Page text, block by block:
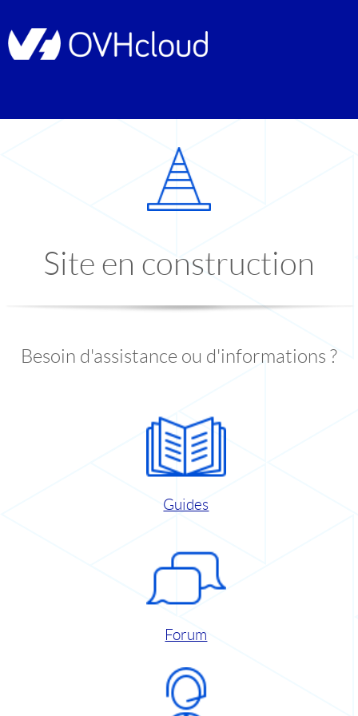
Site en construction
Besoin d'assistance ou d'informations ?
Guides
Forum